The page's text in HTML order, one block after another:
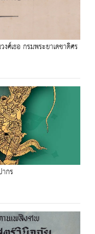
ศ์เธอ กรมพระยาเดชาดิศร
กร